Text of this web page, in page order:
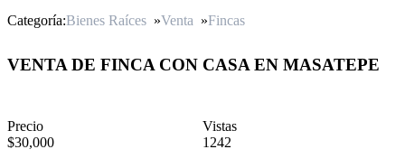
Categoría:Bienes Raíces »Venta »Fincas
VENTA DE FINCA CON CASA EN MASATEPE
Precio
$30,000
Vistas
1242